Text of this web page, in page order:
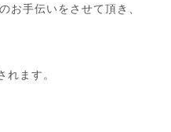
お手伝いをさせて頂き、
れます。